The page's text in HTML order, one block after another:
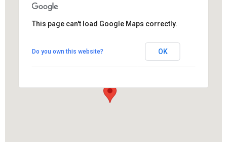
Plaça de Cal Figueres, 1 - Els Hostalets de Pierola
View Events
This page can't load Google Maps correctly.
Do you own this website? OK